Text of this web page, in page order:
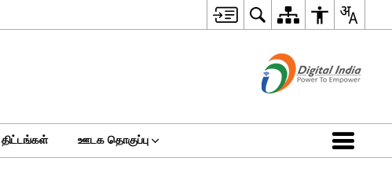
திட்டங்கள் ஊடக தொகுப்பு